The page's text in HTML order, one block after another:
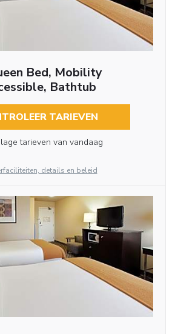
Bed, Mobility
Bathtub
TARIEVEN
tarieven van vandaag
details en beleid